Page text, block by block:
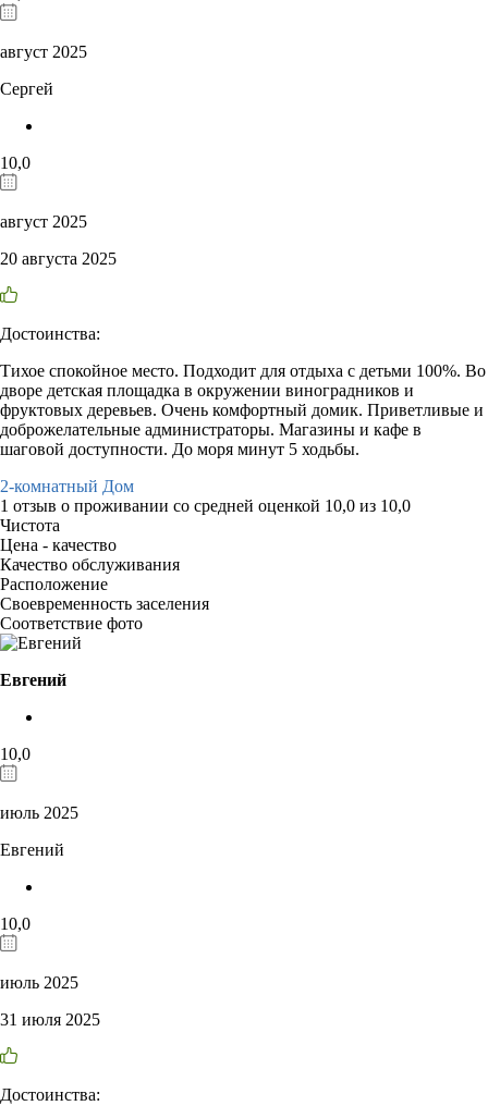
август 2025
Сергей
10,0
август 2025
20 августа 2025
Достоинства:
Тихое спокойное место. Подходит для отдыха с детьми 100%. Во
дворе детская площадка в окружении виноградников и
фруктовых деревьев. Очень комфортный домик. Приветливые и
доброжелательные администраторы. Магазины и кафе в
шаговой доступности. До моря минут 5 ходьбы.
2-комнатный Дом
1 отзыв о проживании со средней оценкой 10,0 из 10,0
Чистота
Цена - качество
Качество обслуживания
Расположение
Своевременность заселения
Соответствие фото
Евгений
10,0
июль 2025
Евгений
10,0
июль 2025
31 июля 2025
Достоинства: